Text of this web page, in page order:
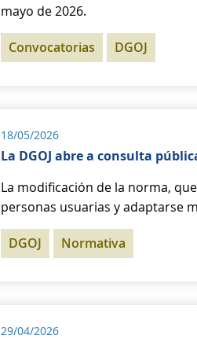
mayo de 2026.
Convocatorias DGOJ
18/05/2026
La DGOJ abre a consulta
La modificación de la norma,
personas usuarias y adaptarse
DGOJ Normativa
29/04/2026